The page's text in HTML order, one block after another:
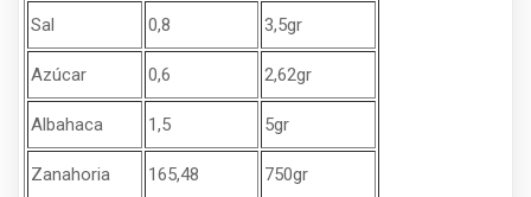
Sal 0,8 3,5gr
Azúcar 0,6 2,62gr
Albahaca 1,5 5gr
Zanahoria 165,48 750gr